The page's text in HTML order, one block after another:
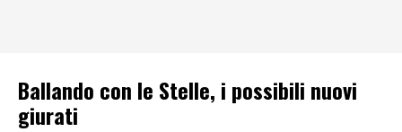
Ballando con le Stelle, i possibili nuovi
giurati